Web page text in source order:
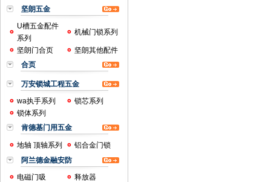
坚朗五金
U槽五金配件
系列
机械门锁系列
坚朗门合页
坚朗其他配件
合页
万安锁城工程五金
wa执手系列
锁芯系列
锁体系列
肯德基门用五金
地轴 顶轴系列
铝合金门锁
阿兰德金融安防
电磁门吸
释放器